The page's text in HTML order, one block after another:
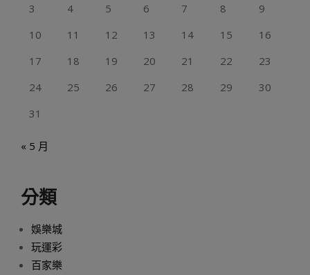
3
4 5 6 7 8
9
10
11 12 13 14 15
16
17
18 19 20 21 22
23
24
25 26 27 28 29
30
31
« 5 月
分類
娛樂城
玩運彩
百家樂